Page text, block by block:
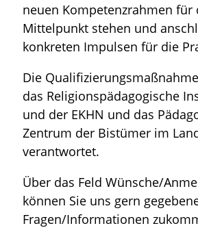
neuen Kompetenzrahmen für
Mittelpunkt stehen und
konkreten Impulsen für die
Die
das Religionspädagogische
und der EKHN und das
Zentrum der Bistümer im
verantwortet.
Über das Feld Wünsche/
können Sie uns gern
Fragen/Informationen